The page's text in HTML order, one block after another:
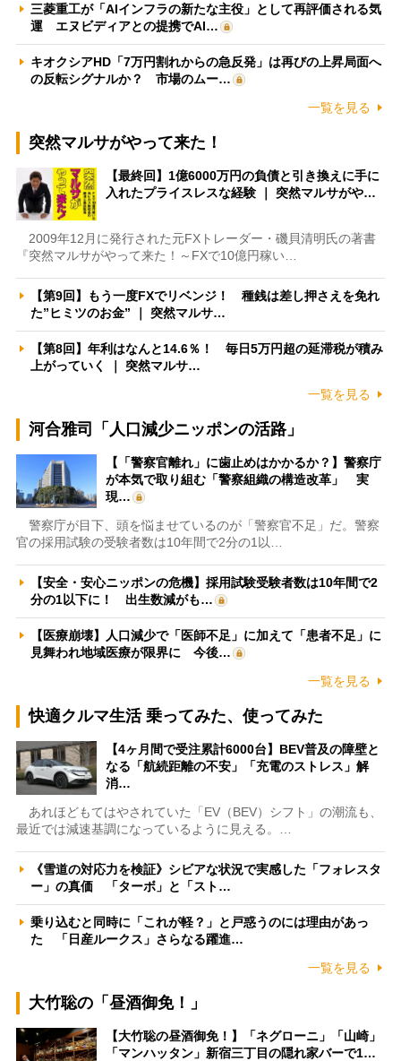
三菱重工が「AIインフラの新たな主役」として再評価される気
運 エヌビディアとの提携でAI…
キオクシアHD「7万円割れからの急反発」は再びの上昇局面へ
の反転シグナルか？ 市場のムー…
一覧を見る
突然マルサがやって来た！
【最終回】1億6000万円の負債と引き換えに手に
入れたプライスレスな経験 ｜ 突然マルサがや…
2009年12月に発行された元FXトレーダー・磯貝清明氏の著書
『突然マルサがやって来た！～FXで10億円稼い…
【第9回】もう一度FXでリベンジ！ 種銭は差し押さえを免れ
た”ヒミツのお金” ｜ 突然マルサ…
【第8回】年利はなんと14.6％！ 毎日5万円超の延滞税が積み
上がっていく ｜ 突然マルサ…
一覧を見る
河合雅司「人口減少ニッポンの活路」
【「警察官離れ」に歯止めはかかるか？】警察庁
が本気で取り組む「警察組織の構造改革」 実
現…
警察庁が目下、頭を悩ませているのが「警察官不足」だ。警察
官の採用試験の受験者数は10年間で2分の1以…
【安全・安心ニッポンの危機】採用試験受験者数は10年間で2
分の1以下に！ 出生数減がも…
【医療崩壊】人口減少で「医師不足」に加えて「患者不足」に
見舞われ地域医療が限界に 今後…
一覧を見る
快適クルマ生活 乗ってみた、使ってみた
【4ヶ月間で受注累計6000台】BEV普及の障壁と
なる「航続距離の不安」「充電のストレス」解
消…
あれほどもてはやされていた「EV（BEV）シフト」の潮流も、
最近では減速基調になっているように見える。…
《雪道の対応力を検証》シビアな状況で実感した「フォレスタ
ー」の真価 「ターボ」と「スト…
乗り込むと同時に「これが軽？」と戸惑うのには理由があっ
た 「日産ルークス」さらなる躍進…
一覧を見る
大竹聡の「昼酒御免！」
【大竹聡の昼酒御免！】「ネグローニ」「山崎」
「マンハッタン」新宿三丁目の隠れ家バーで1…